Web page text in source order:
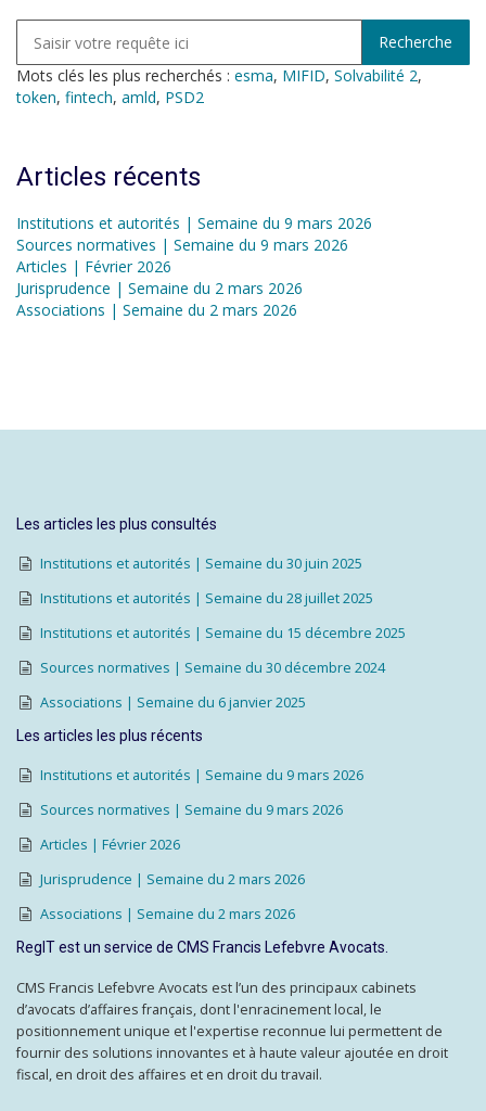
Mots clés les plus recherchés : esma, MIFID, Solvabilité 2,
token, fintech, amld, PSD2
Articles récents
Institutions et autorités | Semaine du 9 mars 2026
Sources normatives | Semaine du 9 mars 2026
Articles | Février 2026
Jurisprudence | Semaine du 2 mars 2026
Associations | Semaine du 2 mars 2026
Les articles les plus consultés
Institutions et autorités | Semaine du 30 juin 2025
Institutions et autorités | Semaine du 28 juillet 2025
Institutions et autorités | Semaine du 15 décembre 2025
Sources normatives | Semaine du 30 décembre 2024
Associations | Semaine du 6 janvier 2025
Les articles les plus récents
Institutions et autorités | Semaine du 9 mars 2026
Sources normatives | Semaine du 9 mars 2026
Articles | Février 2026
Jurisprudence | Semaine du 2 mars 2026
Associations | Semaine du 2 mars 2026
RegIT est un service de CMS Francis Lefebvre Avocats.
CMS Francis Lefebvre Avocats est l’un des principaux cabinets
d’avocats d’affaires français, dont l'enracinement local, le
positionnement unique et l'expertise reconnue lui permettent de
fournir des solutions innovantes et à haute valeur ajoutée en droit
fiscal, en droit des affaires et en droit du travail.